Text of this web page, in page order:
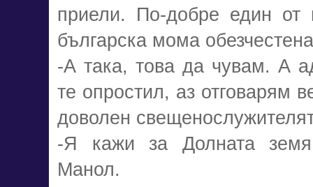
приели. По-добре един от
българска мома
-А така, това да чувам. А
те опростил, аз отговарям
доволен
-Я кажи за Долната
Манол.